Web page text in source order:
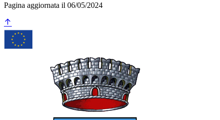
Pagina aggiornata il 06/05/2024